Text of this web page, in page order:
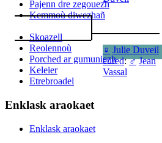
♀ Julie Duveil
eured:♂ Jean
Vassal
Pajenn dre zegouezh
Kemmoù diwezhañ
Skoazell
Reolennoù
Porched ar gumuniezh
Keleier
Etrebroadel
Enklask araokaet
Enklask araokaet